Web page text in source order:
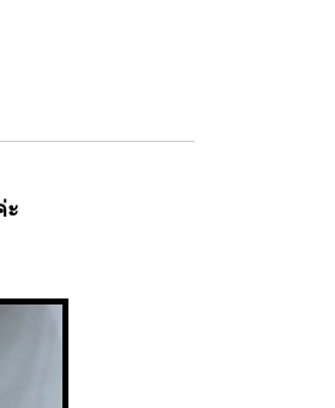
ะ